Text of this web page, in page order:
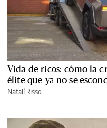
Vida de ricos: cómo la
élite que ya no se
Natalí Risso